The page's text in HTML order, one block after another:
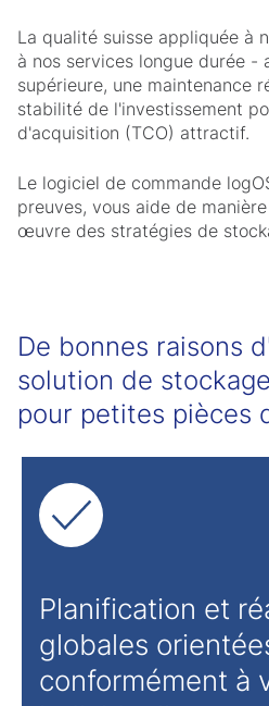
La qualité suisse appliquée à
à nos services longue durée -
supérieure, une maintenance
stabilité de l'investissement
d'acquisition (TCO) attractif.
Le logiciel de commande
preuves, vous aide de
œuvre des stratégies de
De bonnes raisons
solution de
pour petites pièces
Planification et
globales
conformément à